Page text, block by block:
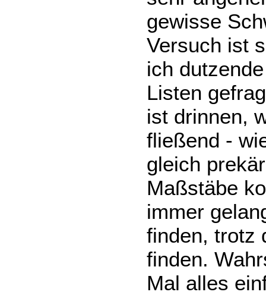
gewisse
Versuch ist
ich
Listen
ist drinnen,
fließend -
gleich
Maßstäbe
immer
finden, trotz
finden.
Mal alles